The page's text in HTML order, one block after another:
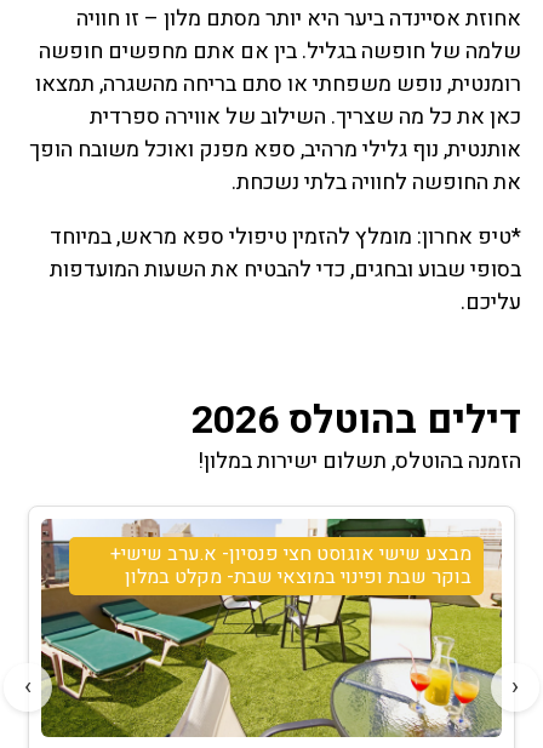
אחוזת אסיינדה ביער היא יותר מסתם מלון – זו חוויה
שלמה של חופשה בגליל. בין אם אתם מחפשים חופשה
רומנטית, נופש משפחתי או סתם בריחה מהשגרה, תמצאו
כאן את כל מה שצריך. השילוב של אווירה ספרדית
אותנטית, נוף גלילי מרהיב, ספא מפנק ואוכל משובח הופך
את החופשה לחוויה בלתי נשכחת.
*טיפ אחרון: מומלץ להזמין טיפולי ספא מראש, במיוחד
בסופי שבוע ובחגים, כדי להבטיח את השעות המועדפות
עליכם.
דילים בהוטלס 2026
הזמנה בהוטלס, תשלום ישירות במלון!
מבצע אוגוסט לזוג לינה וארוחת בוקר
‹
›